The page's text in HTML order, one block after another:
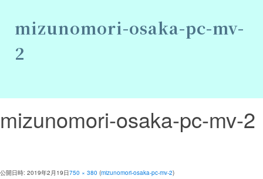
mizunomori-osaka-pc-mv-
2
mizunomori-osaka-pc-mv-2
公開日時: 2019年2月19日750 × 380 (mizunomori-osaka-pc-mv-2)